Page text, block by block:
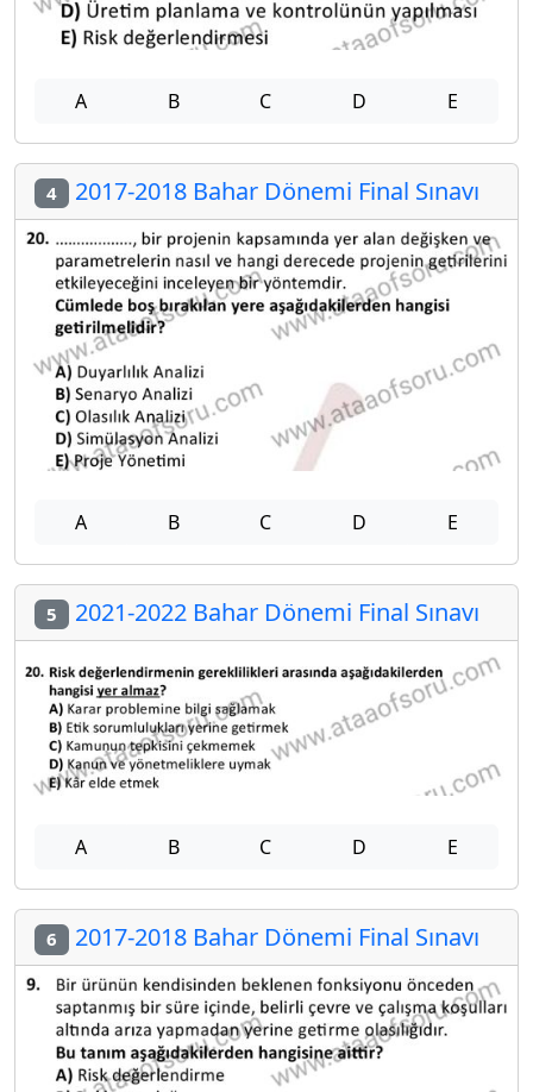
A B C D E
4 2017-2018 Bahar Dönemi Final Sınavı
A B C D E
5 2021-2022 Bahar Dönemi Final Sınavı
A B C D E
6 2017-2018 Bahar Dönemi Final Sınavı